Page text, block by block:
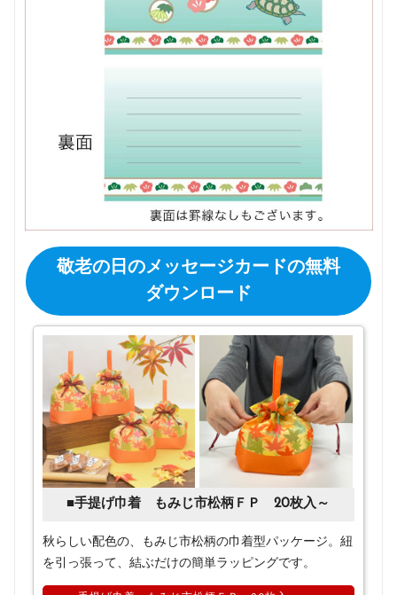
敬老の日のメッセージカードの無料
ダウンロード
■手提げ巾着 もみじ市松柄ＦＰ 20枚入～
秋らしい配色の、もみじ市松柄の巾着型パッケージ。紐
を引っ張って、結ぶだけの簡単ラッピングです。